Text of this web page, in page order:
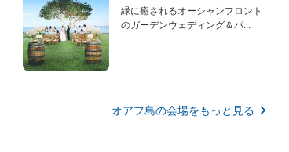
緑に癒されるオーシャンフロント
のガーデンウェディング＆パ...
オアフ島の会場をもっと見る